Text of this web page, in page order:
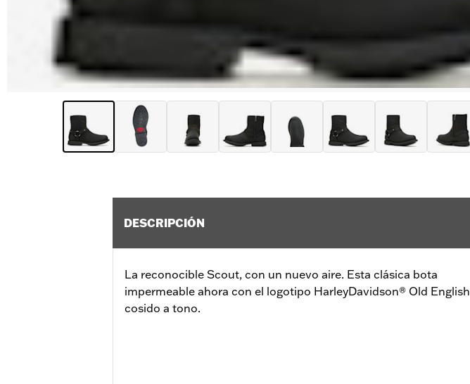
DESCRIPCIÓN
La reconocible Scout, con un nuevo aire. Esta clásica bota
impermeable ahora con el logotipo HarleyDavidson® Old English
cosido a tono.